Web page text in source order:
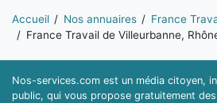
Vous êtes ici:
Accueil Nos annuaires France
France Travail de Villeurbanne,
Nos-services.com est un média citoyen,
public, qui vous propose gratuitement